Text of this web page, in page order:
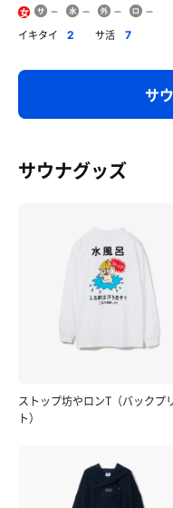
女
イキタイ 2 サ活 7
サ
サウナグッズ
ストップ坊やロンT（バックプ
ト）